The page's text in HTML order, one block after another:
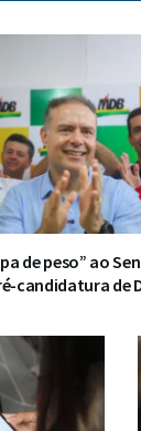
de peso” ao
candidatura de